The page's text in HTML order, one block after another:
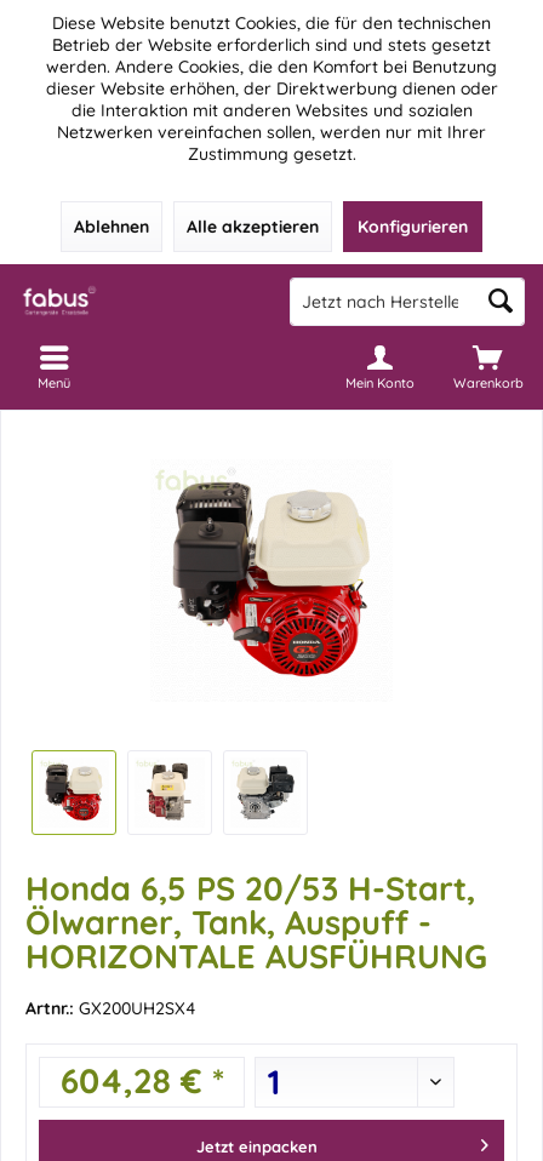
Diese Website benutzt Cookies, die für den technischen
Betrieb der Website erforderlich sind und stets gesetzt
werden. Andere Cookies, die den Komfort bei Benutzung
dieser Website erhöhen, der Direktwerbung dienen oder
die Interaktion mit anderen Websites und sozialen
Netzwerken vereinfachen sollen, werden nur mit Ihrer
Zustimmung gesetzt.
Ablehnen Alle akzeptieren Konfigurieren
Warenkorb
Mein Konto
Menü
Honda 6,5 PS 20/53 H-Start,
Ölwarner, Tank, Auspuff -
HORIZONTALE AUSFÜHRUNG
Artnr.: GX200UH2SX4
604,28 € *
Jetzt einpacken